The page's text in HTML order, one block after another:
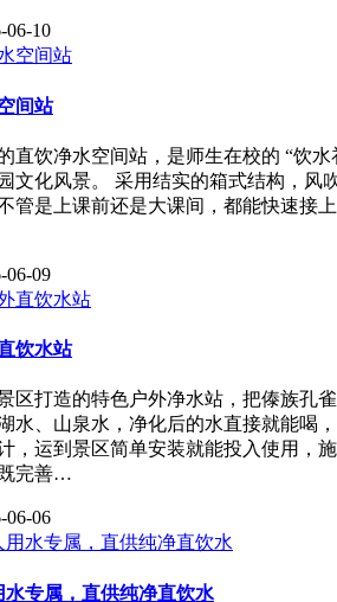
06-10
间站
直饮净水空间站，是师生在校的 “饮
文化风景。 采用结实的箱式结构，
管是上课前还是大课间，都能快速接
06-09
饮水站
区打造的特色户外净水站，把傣族孔
水、山泉水，净化后的水直接就能喝
，运到景区简单安装就能投入使用，
完善…
06-06
水专属，直供纯净直饮水